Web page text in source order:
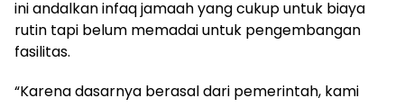
ini andalkan infaq jamaah yang cukup untuk biaya
rutin tapi belum memadai untuk pengembangan
fasilitas.
“Karena dasarnya berasal dari pemerintah, kami